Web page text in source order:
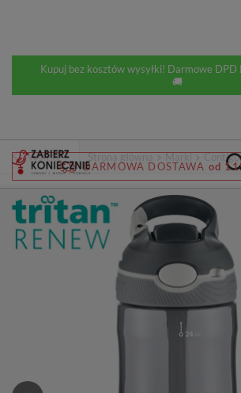
Kupuj bez kosztów wysyłki! Darmowe DPD
🚚
DARMOWA DOSTAWA od
Wstecz Strona główna Marki Contigo